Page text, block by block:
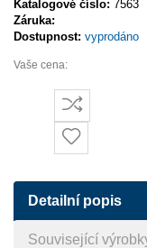
Katalogové číslo: 7563
Záruka:
Dostupnost: vyprodáno
Vaše cena:
Detailní popis
Související